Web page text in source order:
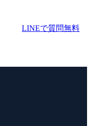
LINEで質問無料